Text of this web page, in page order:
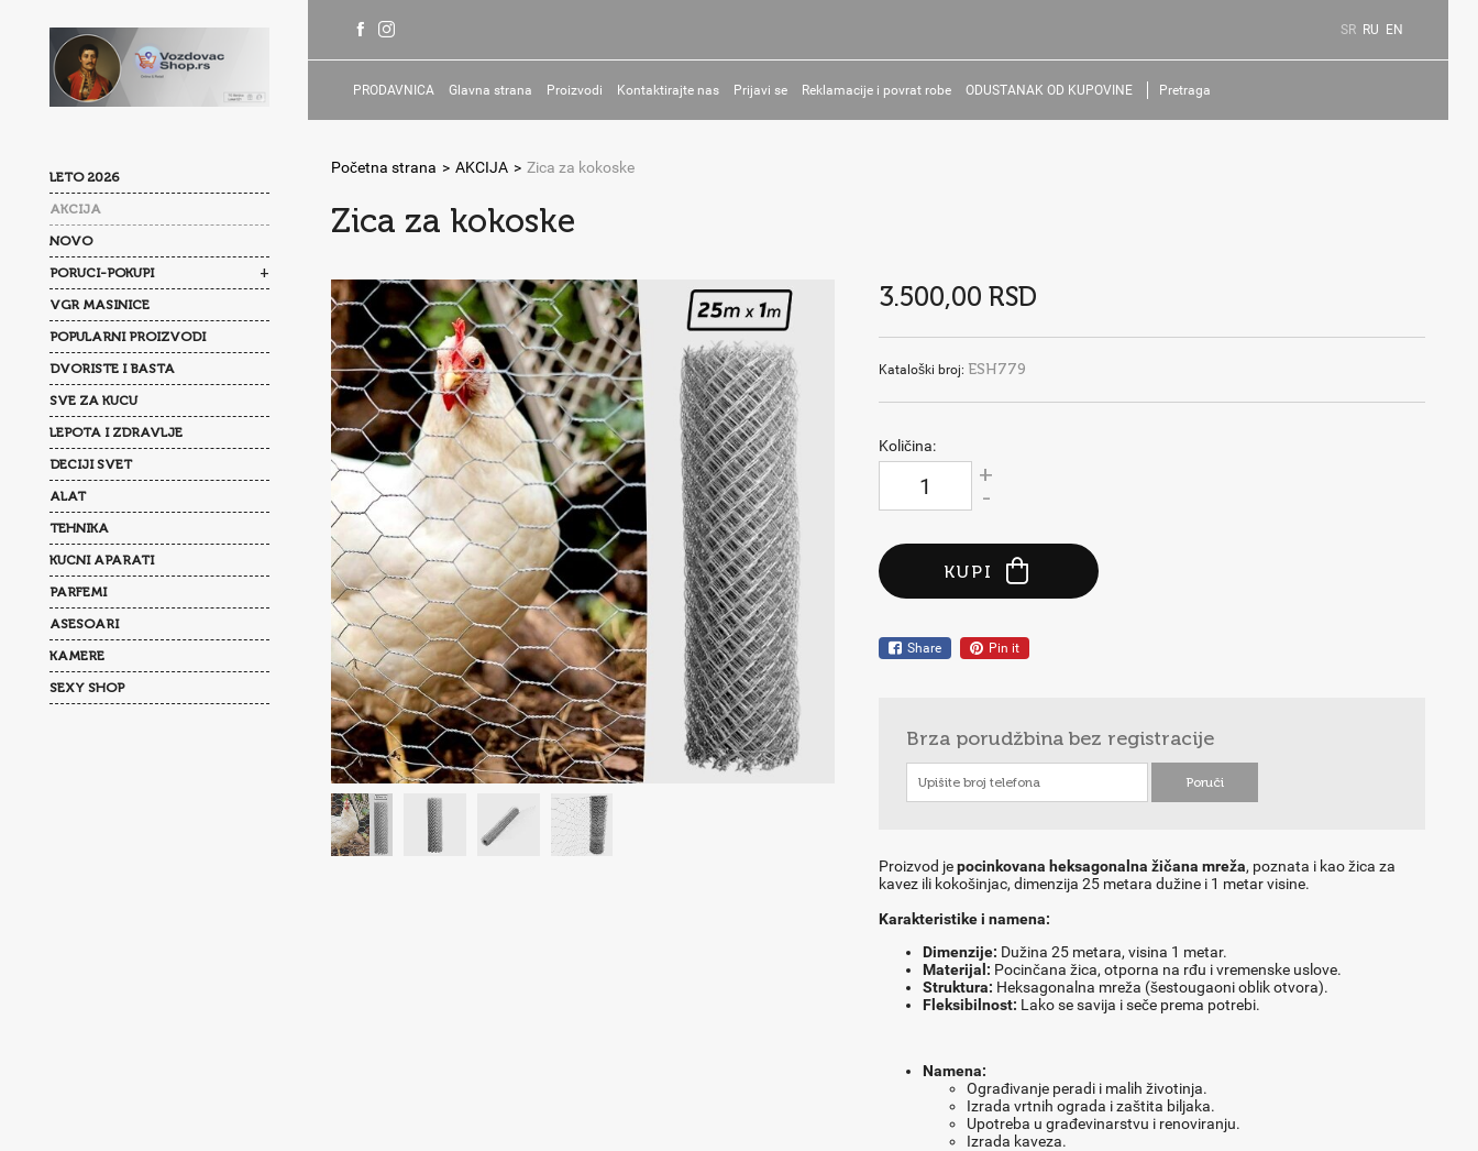
LETO 2026
AKCIJA
NOVO
PORUCI-POKUPI +
VGR MASINICE
POPULARNI PROIZVODI
DVORISTE I BASTA
SVE ZA KUCU
LEPOTA I ZDRAVLJE
DECIJI SVET
ALAT
TEHNIKA
KUCNI APARATI
PARFEMI
ASESOARI
KAMERE
SEXY SHOP
SR RU EN
PRODAVNICA Glavna strana Proizvodi Kontaktirajte nas Prijavi se Reklamacije i povrat robe ODUSTANAK OD KUPOVINE Pretraga
Početna strana > AKCIJA > Zica za kokoske
Zica za kokoske
3.500,00 RSD
Kataloški broj: ESH779
Količina:
+
-
KUPI
Share Pin it
Brza porudžbina bez registracije
Proizvod jepocinkovana heksagonalna žičana mreža, poznata i kao žica za
kavez ili kokošinjac, dimenzija 25 metara dužine i 1 metar visine.
Karakteristike i namena:
Dimenzije: Dužina 25 metara, visina 1 metar.
Materijal: Pocinčana žica, otporna na rđu i vremenske uslove.
Struktura: Heksagonalna mreža (šestougaoni oblik otvora).
Fleksibilnost: Lako se savija i seče prema potrebi.
Namena:
Ograđivanje peradi i malih životinja.
Izrada vrtnih ograda i zaštita biljaka.
Upotreba u građevinarstvu i renoviranju.
Izrada kaveza.